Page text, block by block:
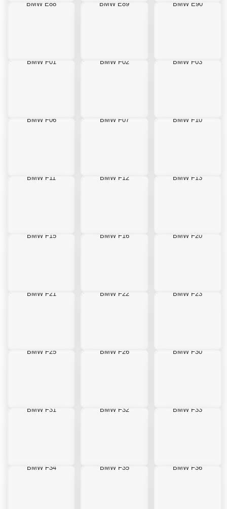
BMW E88 BMW E89 BMW E90
BMW F01 BMW F02 BMW F03
BMW F06 BMW F07 BMW F10
BMW F11 BMW F12 BMW F13
BMW F15 BMW F16 BMW F20
BMW F21 BMW F22 BMW F23
BMW F25 BMW F26 BMW F30
BMW F31 BMW F32 BMW F33
BMW F34 BMW F35 BMW F36